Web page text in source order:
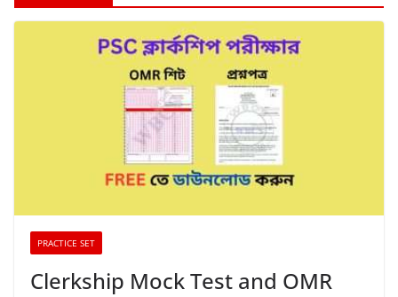
PRACTICE SET
Clerkship Mock Test and OMR